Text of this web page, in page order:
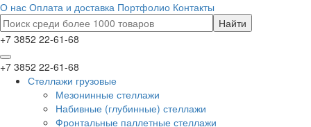
О нас Оплата и доставка Портфолио Контакты
+7 3852 22-61-68
+7 3852 22-61-68
Стеллажи грузовые
Мезонинные стеллажи
Набивные (глубинные) стеллажи
Фронтальные паллетные стеллажи